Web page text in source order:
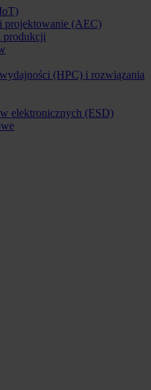
projektowanie (AEC)
produkcji
(HPC) i rozwiązania
elektronicznych (ESD)